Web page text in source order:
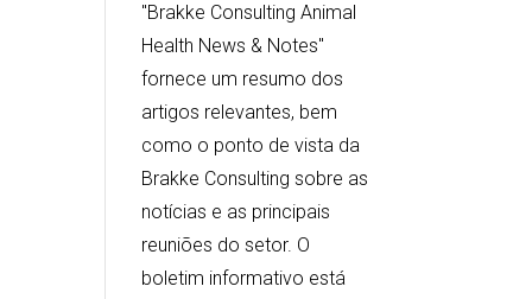
"Brakke Consulting Animal
Health News & Notes"
fornece um resumo dos
artigos relevantes, bem
como o ponto de vista da
Brakke Consulting sobre as
notícias e as principais
reuniões do setor. O
boletim informativo está